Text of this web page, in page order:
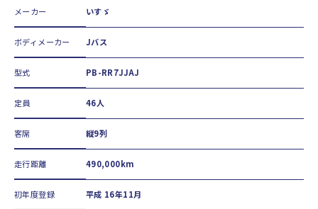
メーカー いすゞ
ボディメーカー Jバス
型式 PB-RR7JJAJ
定員 46人
客席 縦9列
走行距離 490,000km
初年度登録 平成 16年11月